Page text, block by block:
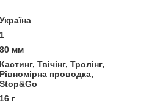
Україна
1
80 мм
Кастинг, Твічінг, Тролінг,
Рівномірна проводка,
Stop&Go
16 г